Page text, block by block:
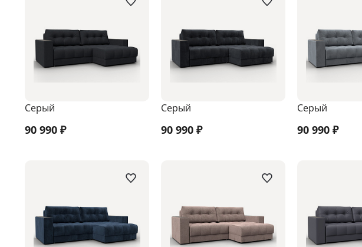
Серый
90 990 ₽
Серый
90 990₽
Серый
90 990₽